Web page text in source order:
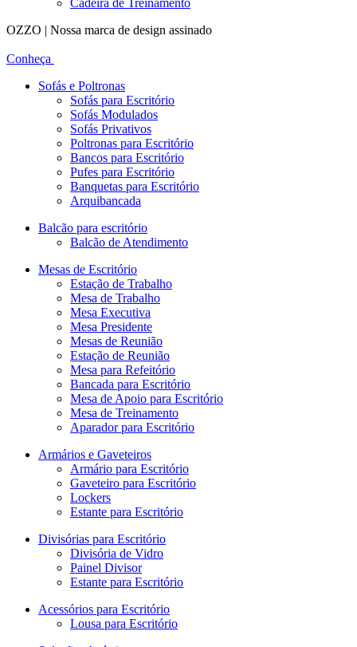
Cadeira de Treinamento
OZZO | Nossa marca de design assinado
Conheça
Sofás e Poltronas
Sofás para Escritório
Sofás Modulados
Sofás Privativos
Poltronas para Escritório
Bancos para Escritório
Pufes para Escritório
Banquetas para Escritório
Arquibancada
Balcão para escritório
Balcão de Atendimento
Mesas de Escritório
Estação de Trabalho
Mesa de Trabalho
Mesa Executiva
Mesa Presidente
Mesas de Reunião
Estação de Reunião
Mesa para Refeitório
Bancada para Escritório
Mesa de Apoio para Escritório
Mesa de Treinamento
Aparador para Escritório
Armários e Gaveteiros
Armário para Escritório
Gaveteiro para Escritório
Lockers
Estante para Escritório
Divisórias para Escritório
Divisória de Vidro
Painel Divisor
Estante para Escritório
Acessórios para Escritório
Lousa para Escritório